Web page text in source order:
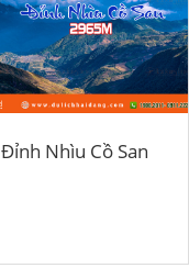
Đỉnh Nhìu Cồ San